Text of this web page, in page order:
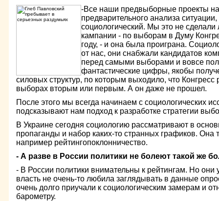
-Все наши предвыборные проекты
предварительного анализа
социологический. Мы это не
кампании - по выборам в Думу
году, - и она была проиграна.
от нас, они снабжали кандидатов
перед самыми выборами и вовсе
фантастические цифры, якобы
силовых структур, по которым выходило, что
выборах вторым или первым. А он даже не прошел.
После этого мы всегда начинаем с социологических
подсказывают нам подход к разработке стратегии
В Украине сегодня социологию рассматривают в
пропаганды и набор каких-то странных графиков. Она
например рейтингопоклонничество.
- А разве в России политики не болеют такой же
- В России политики внимательны к рейтингам. Но они
власть не очень-то любила заглядывать в данные
очень долго приучали к социологическим замерам и
барометру.